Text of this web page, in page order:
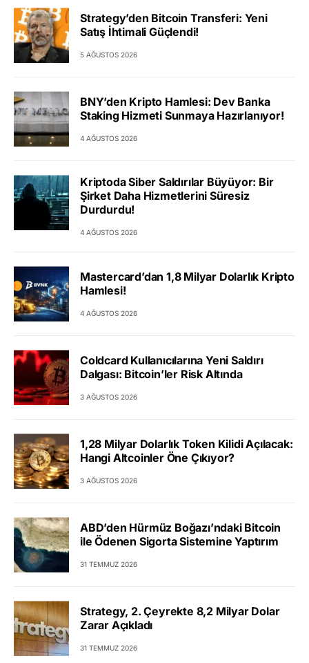
Strategy’den Bitcoin Transferi: Yeni
Satış İhtimali Güçlendi!
5 AĞUSTOS 2026
BNY’den Kripto Hamlesi: Dev Banka
Staking Hizmeti Sunmaya Hazırlanıyor!
4 AĞUSTOS 2026
Kriptoda Siber Saldırılar Büyüyor: Bir
Şirket Daha Hizmetlerini Süresiz
Durdurdu!
4 AĞUSTOS 2026
Mastercard’dan 1,8 Milyar Dolarlık Kripto
Hamlesi!
4 AĞUSTOS 2026
Coldcard Kullanıcılarına Yeni Saldırı
Dalgası: Bitcoin’ler Risk Altında
3 AĞUSTOS 2026
1,28 Milyar Dolarlık Token Kilidi Açılacak:
Hangi Altcoinler Öne Çıkıyor?
3 AĞUSTOS 2026
ABD’den Hürmüz Boğazı’ndaki Bitcoin
ile Ödenen Sigorta Sistemine Yaptırım
31 TEMMUZ 2026
Strategy, 2. Çeyrekte 8,2 Milyar Dolar
Zarar Açıkladı
31 TEMMUZ 2026